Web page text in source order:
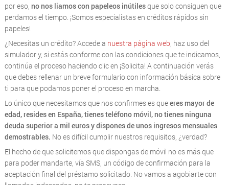
por eso, no nos liamos con papeleos inútilesque solo consiguen que
perdamos el tiempo. ¡Somos especialistas en créditos rápidos sin
papeles!
¿Necesitas un crédito? Accede a nuestra página web , haz uso del
simulador y, si estás conforme con las condiciones que te indicamos,
continúa el proceso haciendo clic en ¡Solicita! A continuación verás
que debes rellenar un breve formulario con información básica sobre
ti para que podamos poner el proceso en marcha.
Lo único que necesitamos que nos confirmes es queeres mayor de
edad, resides en España, tienes teléfono móvil, no tienes ninguna
deuda superior a mil euros y dispones de unos ingresos mensuales
demostrables. No es difícil cumplir nuestros requisitos, ¿verdad?
El hecho de que solicitemos que dispongas de móvil no es más que
para poder mandarte, vía SMS, un código de confirmación para la
aceptación final del préstamo solicitado. No vamos a agobiarte con